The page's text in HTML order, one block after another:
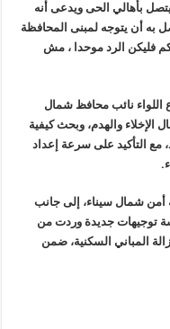
هذا الرقم يتصل بأهالي الحى ويدعى أنه
به أن يتوجه لمبنى المحافظة
فليكن الرد موحدا ، مش
نائب محافظ شمال
الإخلاء والهدم، وبحث كيفية
مع التأكيد على سرعة إعداد
.
أمن شمال سيناء، إلى جانب
توجيهات جديدة وردت من
المباني السكنية، ضمن